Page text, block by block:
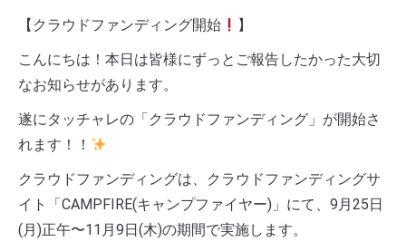
【クラウドファンディング開始
】
こんにちは！本日は皆様にずっとご報告したかった大切
なお知らせがあります。
遂にタッチャレの「クラウドファンディング」が開始さ
れます！！
クラウドファンディングは、クラウドファンディングサ
イト「CAMPFIRE(キャンプファイヤー)」にて、9月25日
(月)正午〜11月9日(木)の期間で実施します。